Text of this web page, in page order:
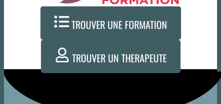
TROUVER UNE FORMATION
TROUVER UN THERAPEUTE